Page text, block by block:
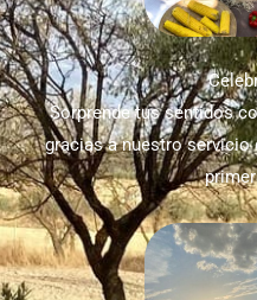
Sorprende tus sentidos
gracias a nuestro servicio